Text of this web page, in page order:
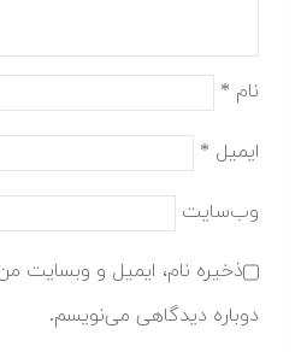
نام *
ایمیل *
وب‌سایت
ذخیره نام، ایمیل و وبسایت
دوباره دیدگاهی می‌نویسم.